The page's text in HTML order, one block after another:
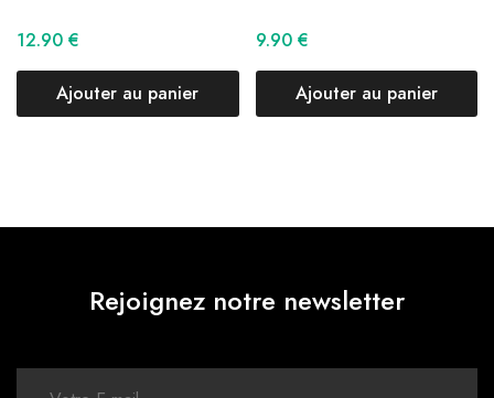
12.90 €
Ajouter au panier
9.90 €
Ajouter au panier
Rejoignez notre newsletter